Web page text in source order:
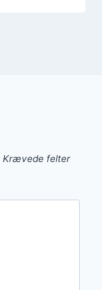
Krævede felter